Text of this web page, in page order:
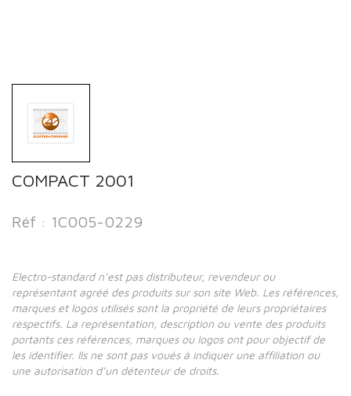
COMPACT 2001
Réf : 1C005-0229
Electro-standard n’est pas distributeur, revendeur ou
représentant agréé des produits sur son site Web. Les références,
marques et logos utilisés sont la propriété de leurs propriétaires
respectifs. La représentation, description ou vente des produits
portants ces références, marques ou logos ont pour objectif de
les identifier. Ils ne sont pas voués à indiquer une affiliation ou
une autorisation d’un détenteur de droits.